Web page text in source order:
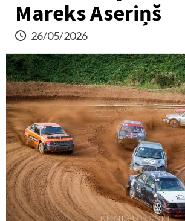
Mareks Aseriņš
26/05/2026